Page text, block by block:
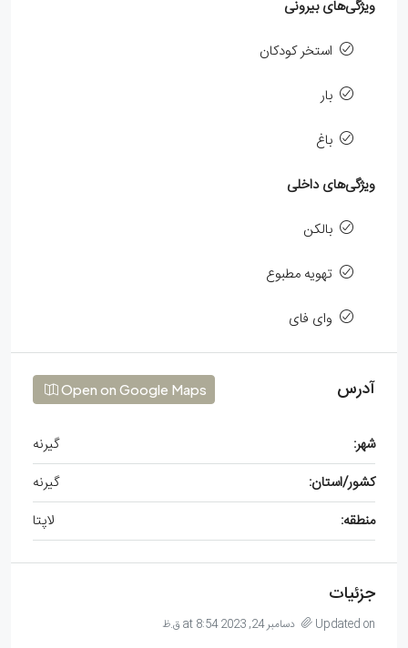
ویژگی‌های بیرونی
استخر کودکان
بار
باغ
ویژگی‌های داخلی
بالکن
تهویه مطبوع
وای فای
آدرس Open on Google Maps
شهر:
گیرنه
کشور/استان:
گیرنه
منطقه:
لاپتا
جزئیات
Updated on دسامبر 24, 2023 at 8:54 ق.ظ